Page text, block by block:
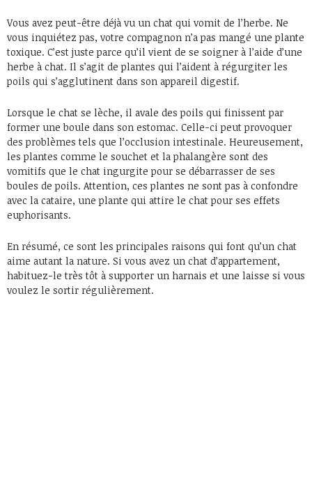
Vous avez peut-être déjà vu un chat qui vomit de l’herbe. Ne
vous inquiétez pas, votre compagnon n’a pas mangé une plante
toxique. C’est juste parce qu’il vient de se soigner à l’aide d’une
herbe à chat. Il s’agit de plantes qui l’aident à régurgiter les
poils qui s’agglutinent dans son appareil digestif.
Lorsque le chat se lèche, il avale des poils qui finissent par
former une boule dans son estomac. Celle-ci peut provoquer
des problèmes tels que l’occlusion intestinale. Heureusement,
les plantes comme le souchet et la phalangère sont des
vomitifs que le chat ingurgite pour se débarrasser de ses
boules de poils. Attention, ces plantes ne sont pas à confondre
avec la cataire, une plante qui attire le chat pour ses effets
euphorisants.
En résumé, ce sont les principales raisons qui font qu’un chat
aime autant la nature. Si vous avez un chat d’appartement,
habituez-le très tôt à supporter un harnais et une laisse si vous
voulez le sortir régulièrement.